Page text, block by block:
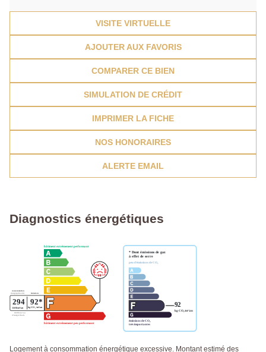
VISITE VIRTUELLE
AJOUTER AUX FAVORIS
COMPARER CE BIEN
SIMULATION DE CRÉDIT
IMPRIMER LA FICHE
NOS HONORAIRES
ALERTE EMAIL
Diagnostics énergétiques
Logement à consommation énergétique excessive. Montant estimé des